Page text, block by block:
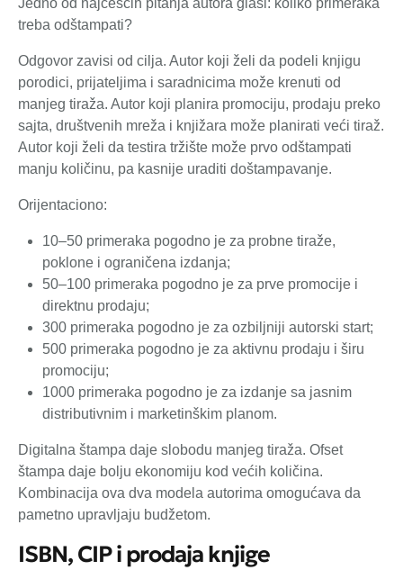
Jedno od najčešćih pitanja autora glasi: koliko primeraka
treba odštampati?
Odgovor zavisi od cilja. Autor koji želi da podeli knjigu
porodici, prijateljima i saradnicima može krenuti od
manjeg tiraža. Autor koji planira promociju, prodaju preko
sajta, društvenih mreža i knjižara može planirati veći tiraž.
Autor koji želi da testira tržište može prvo odštampati
manju količinu, pa kasnije uraditi doštampavanje.
Orijentaciono:
10–50 primeraka pogodno je za probne tiraže,
poklone i ograničena izdanja;
50–100 primeraka pogodno je za prve promocije i
direktnu prodaju;
300 primeraka pogodno je za ozbiljniji autorski start;
500 primeraka pogodno je za aktivnu prodaju i širu
promociju;
1000 primeraka pogodno je za izdanje sa jasnim
distributivnim i marketinškim planom.
Digitalna štampa daje slobodu manjeg tiraža. Ofset
štampa daje bolju ekonomiju kod većih količina.
Kombinacija ova dva modela autorima omogućava da
pametno upravljaju budžetom.
ISBN, CIP i prodaja knjige